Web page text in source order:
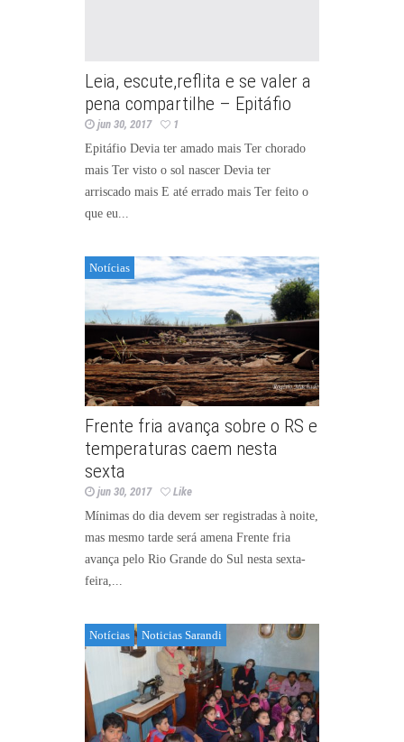
Leia, escute,reflita e se valer a
pena compartilhe – Epitáfio
jun 30, 2017
1
Epitáfio Devia ter amado mais Ter chorado
mais Ter visto o sol nascer Devia ter
arriscado mais E até errado mais Ter feito o
que eu...
Notícias
Frente fria avança sobre o RS e
temperaturas caem nesta
sexta
jun 30, 2017
Like
Mínimas do dia devem ser registradas à noite,
mas mesmo tarde será amena Frente fria
avança pelo Rio Grande do Sul nesta sexta-
feira,...
Notícias Noticias Sarandi